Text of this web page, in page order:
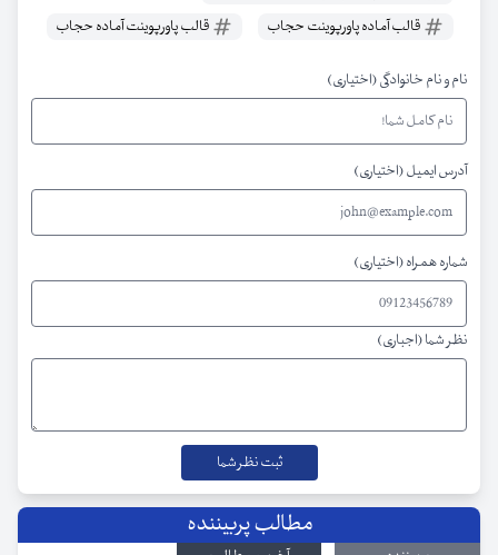
قالب آماده پاورپوینت حجاب
قالب پاورپوینت آماده حجاب
نام و نام خانوادگی (اختیاری)
آدرس ایمیل (اختیاری)
شماره همراه (اختیاری)
نظر شما (اجباری)
مطالب پربیننده